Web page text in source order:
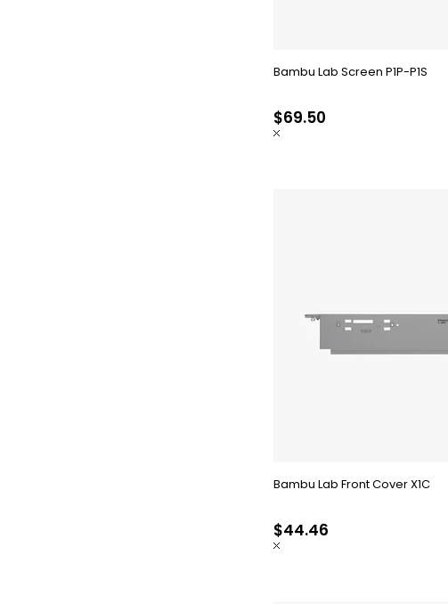
Bambu Lab Screen P1P-P1S
$69.50
Bambu Lab Front Cover X1C
$44.46